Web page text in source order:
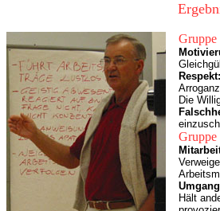
Gruppe
Respekt:
Die
Gruppe
Hält